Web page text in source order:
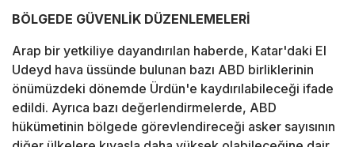
BÖLGEDE GÜVENLİK DÜZENLEMELERİ
Arap bir yetkiliye dayandırılan haberde, Katar'daki El
Udeyd hava üssünde bulunan bazı ABD birliklerinin
önümüzdeki dönemde Ürdün'e kaydırılabileceği ifade
edildi. Ayrıca bazı değerlendirmelerde, ABD
hükümetinin bölgede görevlendireceği asker sayısının